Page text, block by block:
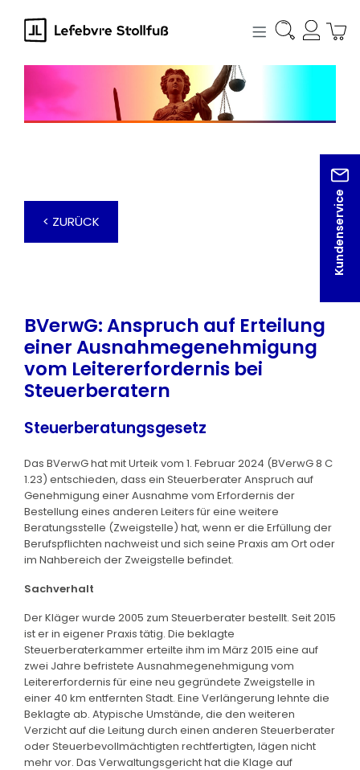
springen
Kundenservice
< ZURÜCK
BVerwG: Anspruch auf Erteilung
einer Ausnahmegenehmigung
vom Leitererfordernis bei
Steuerberatern
Steuerberatungsgesetz
Das BVerwG hat mit Urteik vom 1. Februar 2024 (BVerwG 8 C
1.23) entschieden, dass ein Steuerberater Anspruch auf
Genehmigung einer Ausnahme vom Erfordernis der
Bestellung eines anderen Leiters für eine weitere
Beratungsstelle (Zweigstelle) hat, wenn er die Erfüllung der
Berufspflichten nachweist und sich seine Praxis am Ort oder
im Nahbereich der Zweigstelle befindet.
Sachverhalt
Der Kläger wurde 2005 zum Steuerberater bestellt. Seit 2015
ist er in eigener Praxis tätig. Die beklagte
Steuerberaterkammer erteilte ihm im März 2015 eine auf
zwei Jahre befristete Ausnahmegenehmigung vom
Leitererfordernis für eine neu gegründete Zweigstelle in
einer 40 km entfernten Stadt. Eine Verlängerung lehnte die
Beklagte ab. Atypische Umstände, die den weiteren
Verzicht auf die Leitung durch einen anderen Steuerberater
oder Steuerbevollmächtigten rechtfertigten, lägen nicht
mehr vor. Das Verwaltungsgericht hat die Klage auf